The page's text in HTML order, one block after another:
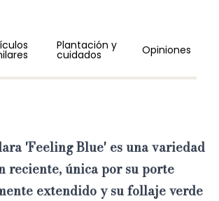
Plantación y
cuidados Opiniones
'Feeling Blue' es unavariedad
reciente, única por suporte
extendido y su follaje verde